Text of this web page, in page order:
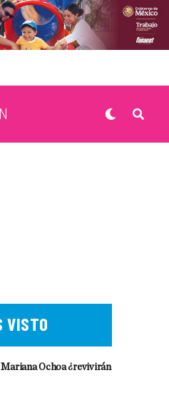
VISTO
Ochoa ¿revivirán